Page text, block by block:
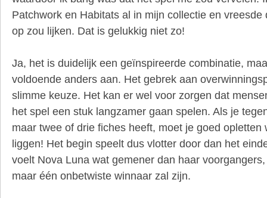
Patchwork en Habitats al in mijn collectie en vreesde
op zou lijken. Dat is gelukkig niet zo!
Ja, het is duidelijk een geïnspireerde combinatie,
voldoende anders aan. Het gebrek aan
slimme keuze. Het kan er wel voor zorgen dat
het spel een stuk langzamer gaan spelen. Als je
maar twee of drie fiches heeft, moet je goed opletten
liggen! Het begin speelt dus vlotter door dan het
voelt Nova Luna wat gemener dan haar
maar één onbetwiste winnaar zal zijn.